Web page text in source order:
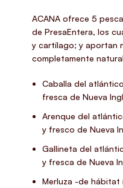
ACANA ofrece 5
de PresaEntera, los
y cartílago; y aportan
completamente
Caballa del
fresca de Nueva
Arenque del
y fresco de Nueva
Gallineta del
y fresca de Nueva
Merluza -de